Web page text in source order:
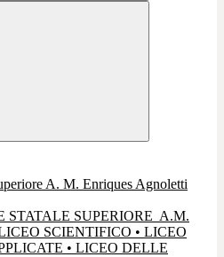
SUPERIORE A.M.
SCIENTIFICO • LICEO
• LICEO DELLE